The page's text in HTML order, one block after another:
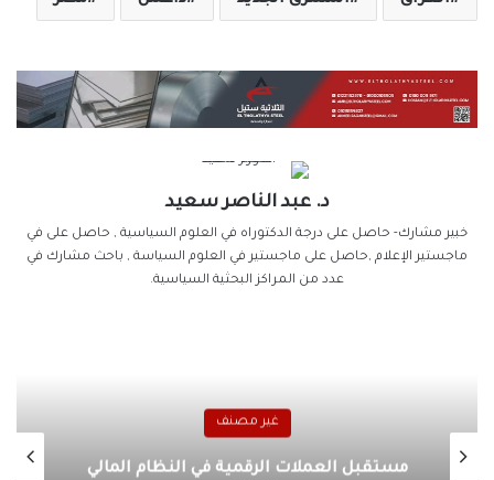
د. عبد الناصر سعيد
خبير مشارك- حاصل على درجة الدكتوراه في العلوم السياسية , حاصل على في
ماجستير الإعلام ,حاصل على ماجستير في العلوم السياسة , باحث مشارك في
عدد من المراكز البحثية السياسية.
غير مصنف
تطور المشهد اليمني في ضوء التغيرات